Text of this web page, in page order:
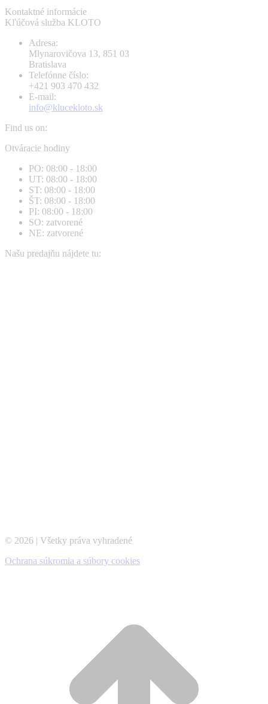
Kontaktné informácie
Kľúčová služba KLOTO
Adresa:
Mlynarovičova 13, 851 03
Bratislava
Telefónne číslo:
+421 903 470 432
E-mail:
info@klucekloto.sk
Find us on:
Facebook
opens
new
window
Instagram
opens
new
window
Otváracie hodiny
PO: 08:00 - 18:00
UT: 08:00 - 18:00
ST: 08:00 - 18:00
ŠT: 08:00 - 18:00
PI: 08:00 - 18:00
SO: zatvorené
NE: zatvorené
Našu predajňu nájdete tu:
© 2026 | Všetky práva vyhradené
Ochrana súkromia a súbory cookies